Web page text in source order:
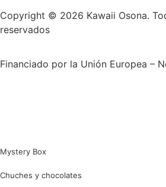
Copyright © 2026 Kawaii Osona.
reservados
Financiado por la Unión Europea –
Mystery Box
Chuches y chocolates